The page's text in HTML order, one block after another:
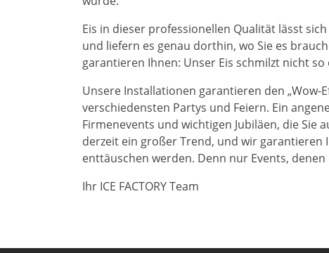
Eis in dieser professionellen Qualität lässt
und liefern es genau dorthin, wo Sie es
garantieren Ihnen: Unser Eis schmilzt nicht
Unsere Installationen garantieren den „Wow-
verschiedensten Partys und Feiern. Ein
Firmenevents und wichtigen Jubiläen, die Sie
derzeit ein großer Trend, und wir garantieren
enttäuschen werden. Denn nur Events,
Ihr ICE FACTORY Team